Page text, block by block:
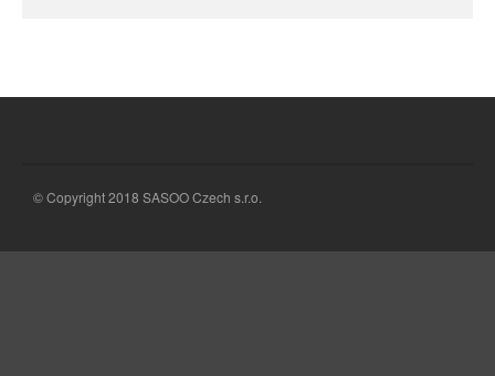
© Copyright 2018 SASOO Czech s.r.o.